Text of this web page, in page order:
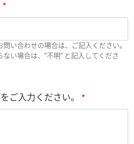
い合わせの場合は、ご記入ください。
ない場合は、"不明" と記入してくださ
ご入力ください。